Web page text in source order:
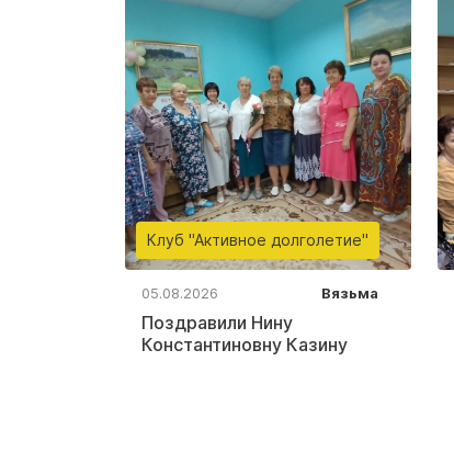
Клуб "Активное долголетие"
05.08.2026 Вязьма
Поздравили Нину
Константиновну Казину